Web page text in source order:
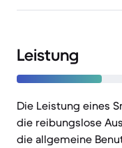
Leistung
Die Leistung eines
die reibungslose
die allgemeine